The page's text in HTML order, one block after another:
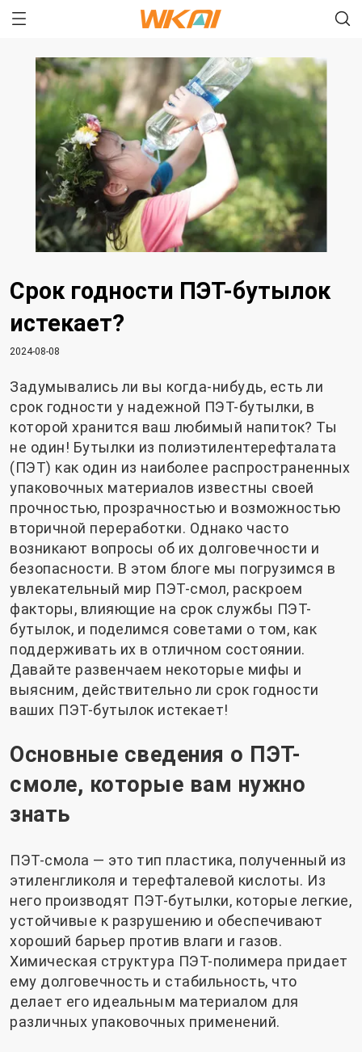
Срок годности ПЭТ-бутылок
истекает?
2024-08-08
Задумывались ли вы когда-нибудь, есть ли
срок годности у надежной ПЭТ-бутылки, в
которой хранится ваш любимый напиток? Ты
не один! Бутылки из полиэтилентерефталата
(ПЭТ) как один из наиболее распространенных
упаковочных материалов известны своей
прочностью, прозрачностью и возможностью
вторичной переработки. Однако часто
возникают вопросы об их долговечности и
безопасности. В этом блоге мы погрузимся в
увлекательный мир ПЭТ-смол, раскроем
факторы, влияющие на срок службы ПЭТ-
бутылок, и поделимся советами о том, как
поддерживать их в отличном состоянии.
Давайте развенчаем некоторые мифы и
выясним, действительно ли срок годности
ваших ПЭТ-бутылок истекает!
Основные сведения о ПЭТ-
смоле, которые вам нужно
знать
ПЭТ-смола — это тип пластика, полученный из
этиленгликоля и терефталевой кислоты. Из
него производят ПЭТ-бутылки, которые легкие,
устойчивые к разрушению и обеспечивают
хороший барьер против влаги и газов.
Химическая структура ПЭТ-полимера придает
ему долговечность и стабильность, что
делает его идеальным материалом для
различных упаковочных применений.